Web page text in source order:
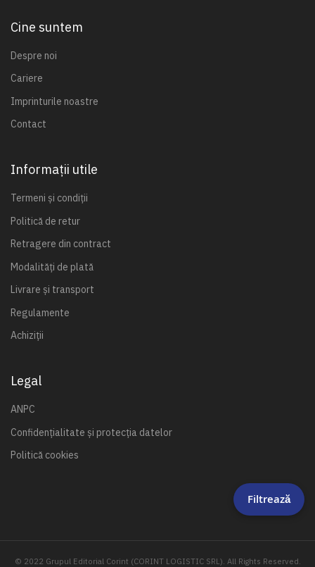
Cine suntem
Despre noi
Cariere
Imprinturile noastre
Contact
Informații utile
Termeni și condiții
Politică de retur
Retragere din contract
Modalități de plată
Livrare și transport
Regulamente
Achiziții
Legal
ANPC
Confidențialitate și protecția datelor
Politică cookies
© 2022 Grupul Editorial Corint (CORINT LOGISTIC SRL). All Rights Reserved.
Filtrează